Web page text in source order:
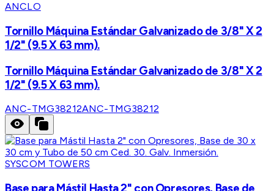
ANCLO
Tornillo Máquina Estándar Galvanizado de 3/8" X 2
1/2" (9.5 X 63 mm).
Tornillo Máquina Estándar Galvanizado de 3/8" X 2
1/2" (9.5 X 63 mm).
ANC-TMG38212ANC-TMG38212
SYSCOM TOWERS